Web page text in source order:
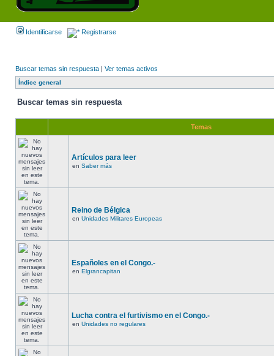
Identificarse Registrarse
Buscar temas sin respuesta | Ver temas activos
Índice general
Buscar temas sin respuesta
Temas
Artículos para leer
en Saber más
Reino de Bélgica
en Unidades Militares Europeas
Españoles en el Congo.-
en Elgrancapitan
Lucha contra el furtivismo en el Congo.-
en Unidades no regulares